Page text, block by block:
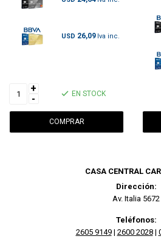
USD 26,09
+
-
EN STOCK
CASA CENTRAL
Dirección:
Av. Italia 5672
Teléfonos:
2605 9149| 2600 2028|